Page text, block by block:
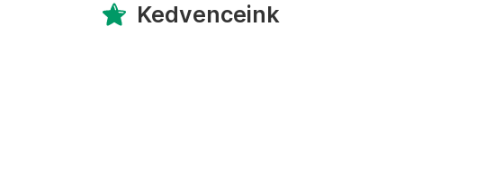
Kedvenceink